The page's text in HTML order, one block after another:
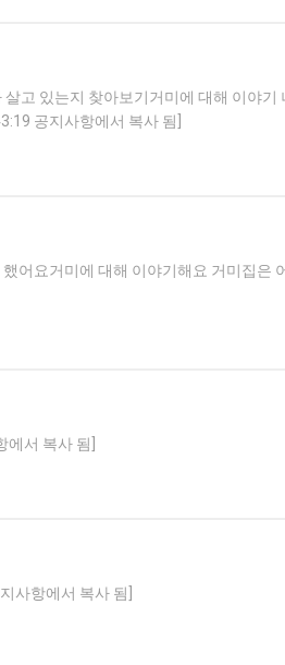
고 있는지 찾아보기거미에 대해 이야기
공지사항에서 복사 됨]
어요거미에 대해 이야기해요 거미집은
서 복사 됨]
사항에서 복사 됨]